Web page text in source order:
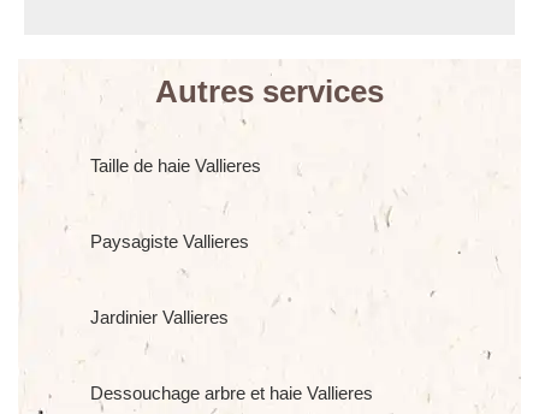
Autres services
Taille de haie Vallieres
Paysagiste Vallieres
Jardinier Vallieres
Dessouchage arbre et haie Vallieres